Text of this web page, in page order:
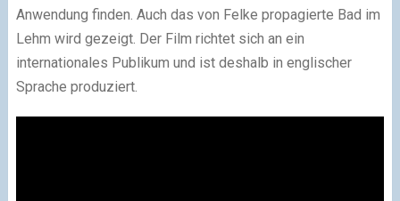
Anwendung finden. Auch das von Felke propagierte Bad im
Lehm wird gezeigt. Der Film richtet sich an ein
internationales Publikum und ist deshalb in englischer
Sprache produziert.